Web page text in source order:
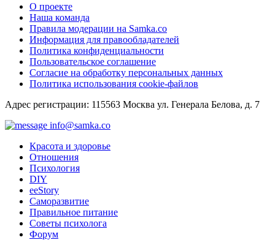
О проекте
Наша команда
Правила модерации на Samka.co
Информация для правообладателей
Политика конфиденциальности
Пользовательское соглашение
Согласие на обработку персональных данных
Политика использования cookie-файлов
Адрес регистрации: 115563 Москва ул. Генерала Белова, д. 7
info@samka.co
Красота и здоровье
Отношения
Психология
DIY
ееStory
Саморазвитие
Правильное питание
Советы психолога
Форум